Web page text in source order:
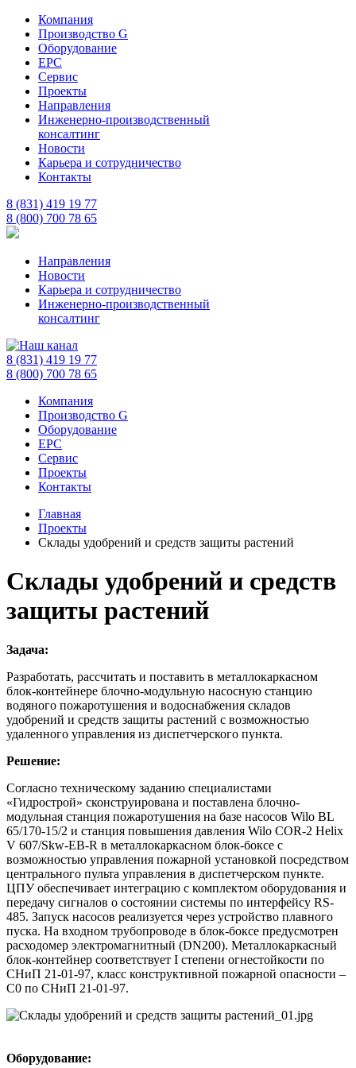
Компания
Производство G
Оборудование
EPC
Сервис
Проекты
Направления
Инженерно-производственный
консалтинг
Новости
Карьера и сотрудничество
Контакты
8 (831) 419 19 77
8 (800) 700 78 65
Направления
Новости
Карьера и сотрудничество
Инженерно-производственный
консалтинг
8 (831) 419 19 77
8 (800) 700 78 65
Компания
Производство G
Оборудование
EPC
Сервис
Проекты
Контакты
Главная
Проекты
Склады удобрений и средств защиты растений
Склады удобрений и средств
защиты растений
Задача:
Разработать, рассчитать и поставить в металлокаркасном
блок-контейнере блочно-модульную насосную станцию
водяного пожаротушения и водоснабжения складов
удобрений и средств защиты растений с возможностью
удаленного управления из диспетчерского пункта.
Решение:
Согласно техническому заданию специалистами
«Гидрострой» сконструирована и поставлена блочно-
модульная станция пожаротушения на базе насосов Wilo BL
65/170-15/2 и станция повышения давления Wilo СOR-2 Helix
V 607/Skw-EB-R в металлокаркасном блок-боксе с
возможностью управления пожарной установкой посредством
центрального пульта управления в диспетчерском пункте.
ЦПУ обеспечивает интеграцию с комплектом оборудования и
передачу сигналов о состоянии системы по интерфейсу RS-
485. Запуск насосов реализуется через устройство плавного
пуска. На входном трубопроводе в блок-боксе предусмотрен
расходомер электромагнитный (DN200). Металлокаркасный
блок-контейнер соответствует I степени огнестойкости по
СНиП 21-01-97, класс конструктивной пожарной опасности –
С0 по СНиП 21-01-97.
Оборудование: